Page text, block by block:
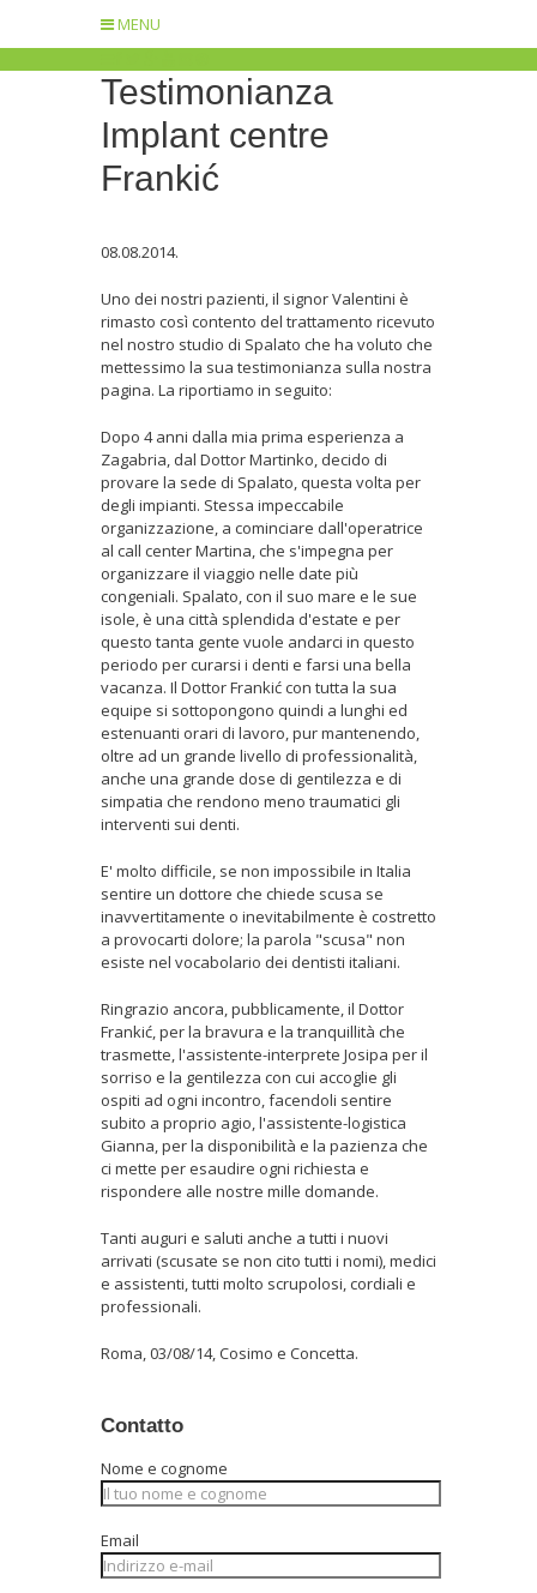
MENU
Testimonianza
Implant centre
Frankić
08.08.2014.
Uno dei nostri pazienti, il signor Valentini è
rimasto così contento del trattamento ricevuto
nel nostro studio di Spalato che ha voluto che
mettessimo la sua testimonianza sulla nostra
pagina. La riportiamo in seguito:
Dopo 4 anni dalla mia prima esperienza a
Zagabria, dal Dottor Martinko, decido di
provare la sede di Spalato, questa volta per
degli impianti. Stessa impeccabile
organizzazione, a cominciare dall'operatrice
al call center Martina, che s'impegna per
organizzare il viaggio nelle date più
congeniali. Spalato, con il suo mare e le sue
isole, è una città splendida d'estate e per
questo tanta gente vuole andarci in questo
periodo per curarsi i denti e farsi una bella
vacanza. Il Dottor Frankić con tutta la sua
equipe si sottopongono quindi a lunghi ed
estenuanti orari di lavoro, pur mantenendo,
oltre ad un grande livello di professionalità,
anche una grande dose di gentilezza e di
simpatia che rendono meno traumatici gli
interventi sui denti.
E' molto difficile, se non impossibile in Italia
sentire un dottore che chiede scusa se
inavvertitamente o inevitabilmente è costretto
a provocarti dolore; la parola "scusa" non
esiste nel vocabolario dei dentisti italiani.
Ringrazio ancora, pubblicamente, il Dottor
Frankić, per la bravura e la tranquillità che
trasmette, l'assistente-interprete Josipa per il
sorriso e la gentilezza con cui accoglie gli
ospiti ad ogni incontro, facendoli sentire
subito a proprio agio, l'assistente-logistica
Gianna, per la disponibilità e la pazienza che
ci mette per esaudire ogni richiesta e
rispondere alle nostre mille domande.
Tanti auguri e saluti anche a tutti i nuovi
arrivati (scusate se non cito tutti i nomi), medici
e assistenti, tutti molto scrupolosi, cordiali e
professionali.
Roma, 03/08/14, Cosimo e Concetta.
Contatto
Nome e cognome
Email